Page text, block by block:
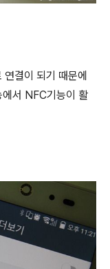
결이 되기 때문에
에서 NFC기능이 활